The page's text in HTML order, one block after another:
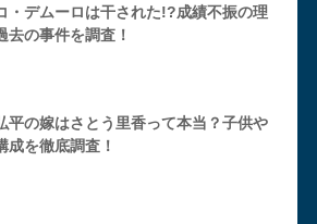
・デムーロは干された!?成績不振の理
去の事件を調査！
平の嫁はさとう里香って本当？子供や
成を徹底調査！